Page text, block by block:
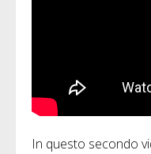
In questo secondo